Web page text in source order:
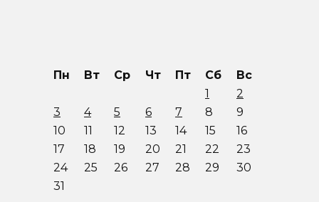
Пн Вт Ср Чт Пт Сб
Вс
1
2
3
4 5 6 7 8
9
10
11 12 13 14 15
16
17
18 19 20 21 22
23
24
25 26 27 28 29
30
31